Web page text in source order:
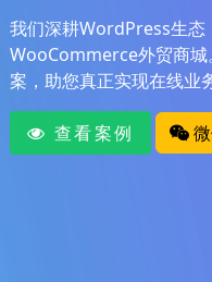
我们深耕WordPress生态
WooCommerce外贸商城
案，助您真正实现在线业
查看案例